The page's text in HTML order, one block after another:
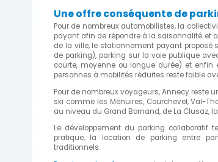
Une offre conséquente de
Pour de nombreux automobilistes, la
payant afin de répondre à la saisonnalité et
de la ville, le stationnement payant
de parking), parking sur la voie publique
courte, moyenne ou longue durée) et
personnes à mobilités réduites reste faible
Pour de nombreux voyageurs, Annecy reste
ski comme les Ménuires, Courchevel, Val-
au niveau du Grand Bornand, de La Clusaz,
Le développement du parking
pratique, la location de parking entre
traditionnels.